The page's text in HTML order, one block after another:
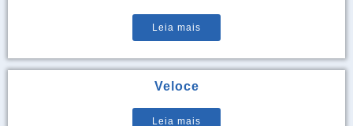
Leia mais
Veloce
Leia mais